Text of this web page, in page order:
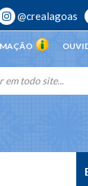
@crealagoas